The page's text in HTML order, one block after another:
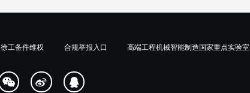
徐工备件维权 合规举报入口 高端工程机械智能制造国家重点实验室
  